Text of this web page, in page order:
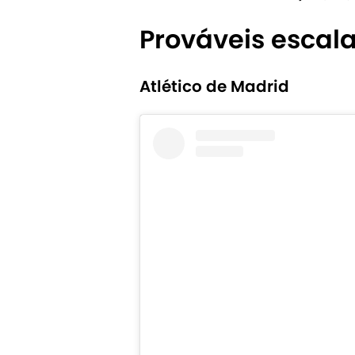
Prováveis
Atlético de Madrid